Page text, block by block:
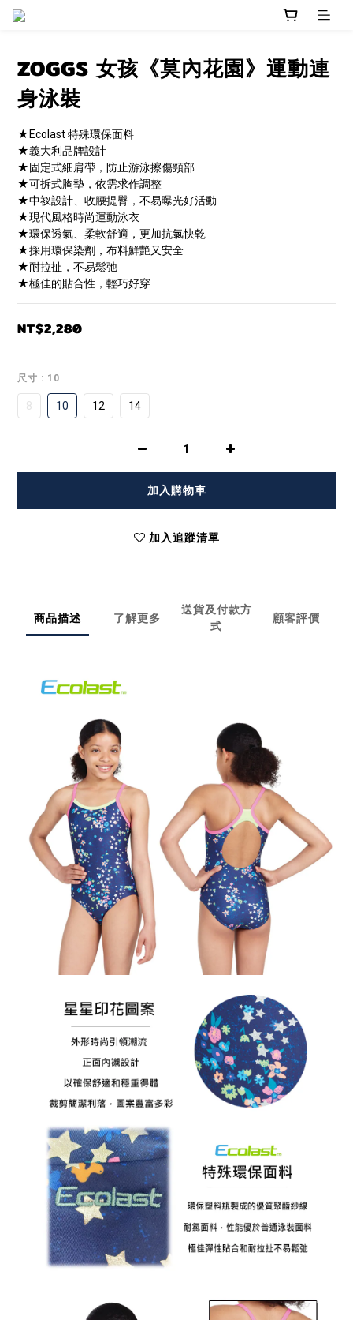
ZOGGS 女孩《莫內花園》運動連
身泳裝
★Ecolast 特殊環保面料
★義大利品牌設計
★固定式細肩帶，防止游泳擦傷頸部
★可拆式胸墊，依需求作調整
★中衩設計、收腰提臀，不易曝光好活動
★現代風格時尚運動泳衣
★環保透氣、柔軟舒適，更加抗氯快乾
★採用環保染劑，布料鮮艷又安全
★耐拉扯，不易鬆弛
★極佳的貼合性，輕巧好穿
NT$2,280
尺寸 : 10
8 10 12 14
加入購物車
加入追蹤清單
商品描述 了解更多
送貨及付款方
式
顧客評價